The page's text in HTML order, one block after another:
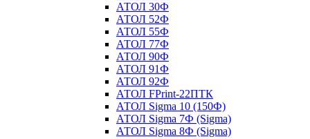
АТОЛ 30Ф
АТОЛ 52Ф
АТОЛ 55Ф
АТОЛ 77Ф
АТОЛ 90Ф
АТОЛ 91Ф
АТОЛ 92Ф
АТОЛ FPrint-22ПТК
АТОЛ Sigma 10 (150Ф)
АТОЛ Sigma 7Ф (Sigma)
АТОЛ Sigma 8Ф (Sigma)